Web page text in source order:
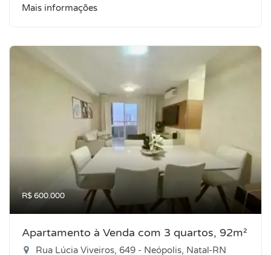
Mais informações
R$ 600.000
Apartamento à Venda com 3 quartos, 92m²
Rua Lúcia Viveiros, 649 - Neópolis, Natal-RN